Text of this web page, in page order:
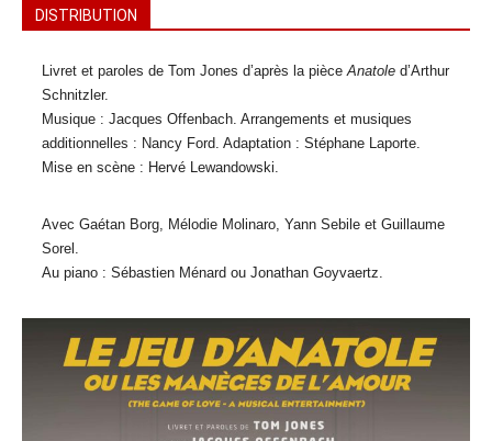
DISTRIBUTION
Livret et paroles de Tom Jones d’après la pièceAnatole d’Arthur
Schnitzler.
Musique : Jacques Offenbach. Arrangements et musiques
additionnelles : Nancy Ford. Adaptation : Stéphane Laporte.
Mise en scène : Hervé Lewandowski.
Avec Gaétan Borg, Mélodie Molinaro, Yann Sebile et Guillaume
Sorel.
Au piano : Sébastien Ménard ou Jonathan Goyvaertz.